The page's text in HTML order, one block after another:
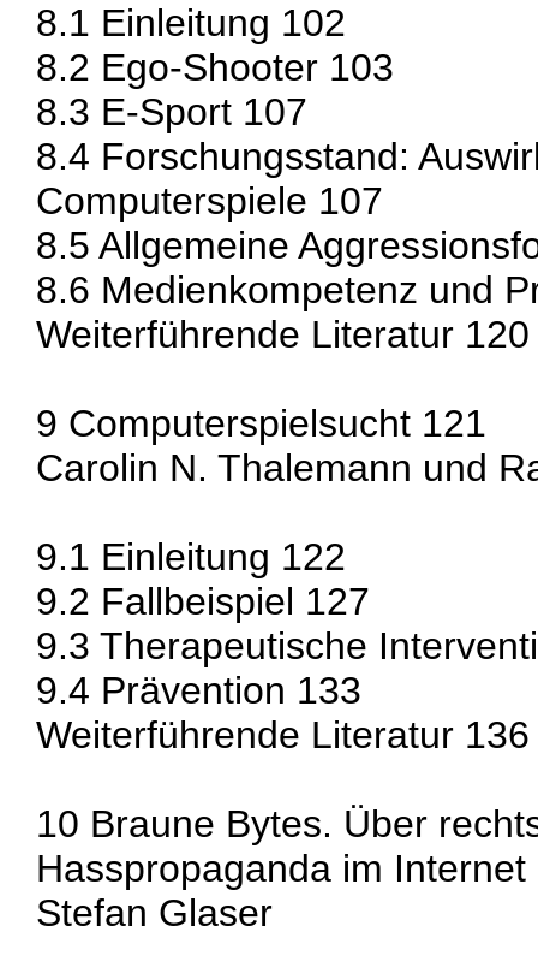
8.1 Einleitung 102
8.2 Ego-Shooter 103
8.3 E-Sport 107
8.4 Forschungsstand:
Computerspiele 107
8.5 Allgemeine
8.6 Medienkompetenz und
Weiterführende Literatur 120
9 Computerspielsucht 121
Carolin N. Thalemann und
9.1 Einleitung 122
9.2 Fallbeispiel 127
9.3 Therapeutische
9.4 Prävention 133
Weiterführende Literatur 136
10 Braune Bytes. Über
Hasspropaganda im Internet
Stefan Glaser